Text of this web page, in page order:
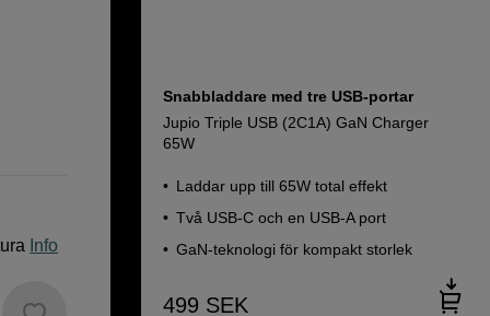
Info
Snabbladdare med tre USB-portar
Jupio Triple USB (2C1A) GaN Charger
65W
Laddar upp till 65W total effekt
Två USB-C och en USB-A port
GaN-teknologi för kompakt storlek
499 SEK